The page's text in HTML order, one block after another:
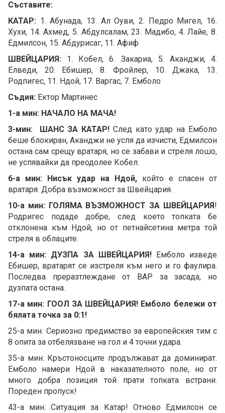
Съставите:
КАТАР: 1. Абунада, 13. Ал Оуви, 2. Педро Мигел, 16.
Хухи, 14. Ахмед, 5. Абдулсалам, 23. Мадибо, 4. Лайе, 8.
Eдмилсон, 15. Абдурисаг, 11. Афиф
ШВЕЙЦАРИЯ: 1. Кобел, 6. Закариа, 5. Аканджи, 4.
Елведи, 20. Ебишер, 8. Фройлер, 10. Джака, 13.
Родпигес, 11. Ндой, 17. Варгас, 7. Емболо
Съдия: Ектор Мартинес
1-а мин: НАЧАЛО НА МАЧА!
3-мин: ШАНС ЗА КАТАР! След като удар на Емболо
беше блокиран, Аканджи не успя да изчисти, Едмилсон
остана сам срещу вратаря, но се забави и стреля лошо,
не успявайки да преодолее Кобел.
6-а мин: Нисък удар на Ндой, който е спасен от
вратаря. Добра възможност за Швейцария.
10-а мин: ГОЛЯМА ВЪЗМОЖНОСТ ЗА ШВЕЙЦАРИЯ !
Родригес подаде добре, след което топката бе
отклонена към Ндой, но от петнайсетина метра той
стреля в облаците.
14-а мин: ДУЗПА ЗА ШВЕЙЦАРИЯ!
Емболо изведе
Ебишер, вратарят се изстреля към него и го фаулира.
Последва преразтлеждане от ВАР за засада, но
дузпата остана.
17-а мин: ГООЛ ЗА ШВЕЙЦАРИЯ! Емболо бележи от
бялата точка за 0:1!
25-а мин: Сериозно предимство за европейския тим с
8 опита за отбелязване на гол и 4 точни удара.
35-а мин: Кръстоносците продължават да доминират.
Емболо намери Ндой в наказателното поле, но от
много добра позиция той прати топката встрани.
Пореден пропуск!
43-а мин: Ситуация за Катар! Отново Едмилсон се